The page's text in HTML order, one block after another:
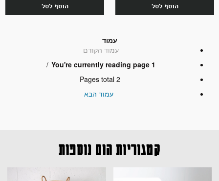
הוסף לסל הוסף לסל
עמוד
עמוד הקודם
You're currently reading page 1
Pages total 2
עמוד הבא
קטגוריות הום נוספות